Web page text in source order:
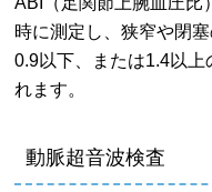
時に測定し、狭窄や閉
0.9以下、または1.4以
れます。
動脈超音波検査